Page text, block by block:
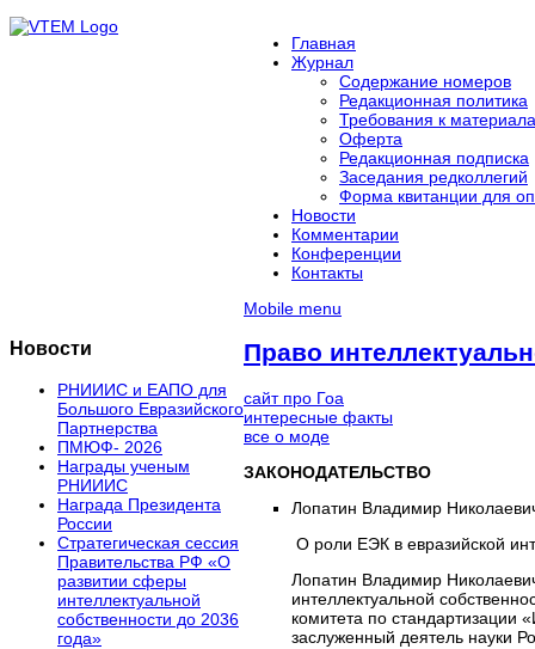
Главная
Журнал
Содержание номеров
Редакционная политика
Требования к
Оферта
Редакционная подписка
Заседания редколлегий
Форма квитанции для
Новости
Комментарии
Конференции
Контакты
Mobile menu
Новости
РНИИИС и ЕАПО для
Большого Евразийского
Партнерства
ПМЮФ- 2026
Награды ученым
РНИИИС
Награда Президента
России
Стратегическая сессия
Правительства РФ «О
развитии сферы
интеллектуальной
собственности до 2036
года»
Право
сайт про Гоа
интересные факты
все о моде
ЗАКОНОДАТЕЛЬСТВО
Лопатин Владимир
О роли ЕЭК в евразийской
Лопатин Владимир
интеллектуальной
комитета по стандартизации
заслуженный деятель науки